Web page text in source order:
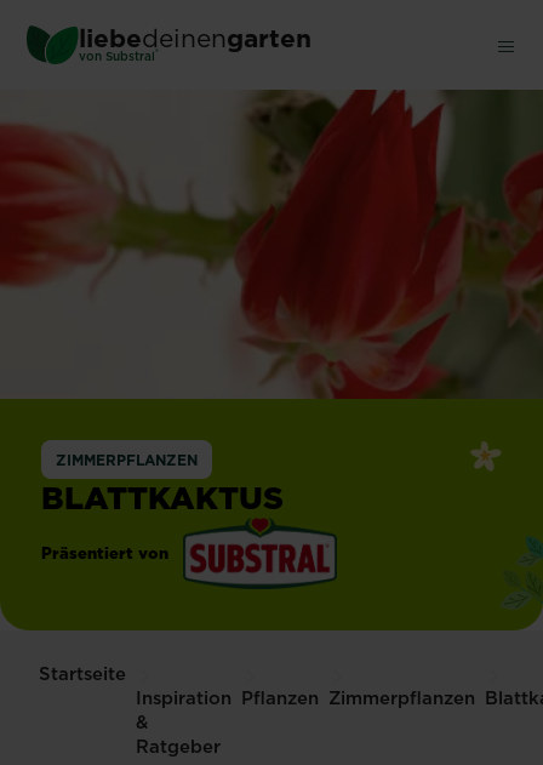
main
liebedeinengarten
von Substral ®
ZIMMERPFLANZEN
BLATTKAKTUS
Präsentiert von
Startseite
Inspiration
&
Ratgeber
Pflanzen Zimmerpflanzen